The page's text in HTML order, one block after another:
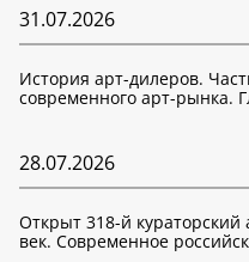
31.07.2026
История арт-дилеров.
современного арт-рынка.
28.07.2026
Открыт 318-й кураторский
век. Современное